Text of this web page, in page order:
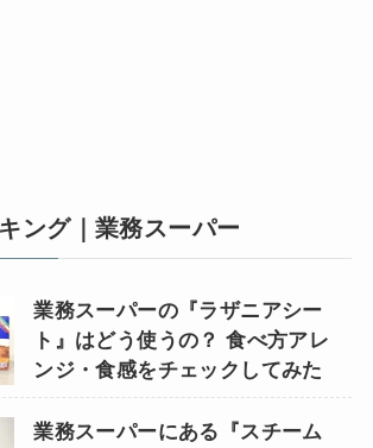
ング｜業務スーパー
業務スーパーの『ラザニアシー
ト』はどう使うの？ 食べ方アレ
ンジ・食感をチェックしてみた
業務スーパーにある『スチーム